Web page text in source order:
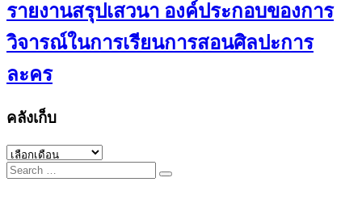
รายงานสรุปเสวนา องค์ประกอบของการ
วิจารณ์ในการเรียนการสอนศิลปะการ
ละคร
คลังเก็บ
คลัง
เก็บ
Search
for: